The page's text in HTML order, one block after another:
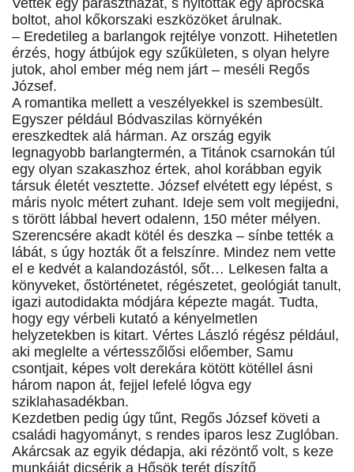
Vettek egy parasztházat, s nyitottak egy aprócska
boltot, ahol kőkorszaki eszközöket árulnak.
– Eredetileg a barlangok rejtélye vonzott. Hihetetlen
érzés, hogy átbújok egy szűkületen, s olyan helyre
jutok, ahol ember még nem járt – meséli Regős
József.
A romantika mellett a veszélyekkel is szembesült.
Egyszer például Bódvaszilas környékén
ereszkedtek alá hárman. Az ország egyik
legnagyobb barlangtermén, a Titánok csarnokán túl
egy olyan szakaszhoz értek, ahol korábban egyik
társuk életét vesztette. József elvétett egy lépést, s
máris nyolc métert zuhant. Ideje sem volt megijedni,
s törött lábbal hevert odalenn, 150 méter mélyen.
Szerencsére akadt kötél és deszka – sínbe tették a
lábát, s úgy hozták őt a felszínre. Mindez nem vette
el e kedvét a kalandozástól, sőt… Lelkesen falta a
könyveket, őstörténetet, régészetet, geológiát tanult,
igazi autodidakta módjára képezte magát. Tudta,
hogy egy vérbeli kutató a kényelmetlen
helyzetekben is kitart. Vértes László régész például,
aki meglelte a vértesszőlősi előember, Samu
csontjait, képes volt derekára kötött kötéllel ásni
három napon át, fejjel lefelé lógva egy
sziklahasadékban.
Kezdetben pedig úgy tűnt, Regős József követi a
családi hagyományt, s rendes iparos lesz Zuglóban.
Akárcsak az egyik dédapja, aki rézöntő volt, s keze
munkáját dicsérik a Hősök terét díszítő